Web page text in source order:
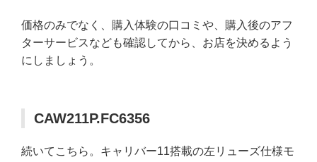
価格のみでなく、購入体験の口コミや、購入後のアフ
ターサービスなども確認してから、お店を決めるよう
にしましょう。
CAW211P.FC6356
続いてこちら。キャリバー11搭載の左リューズ仕様モ